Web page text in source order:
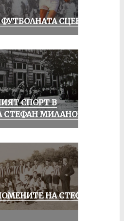
СЦЕНА
СПОРТ В
СТЕФАН МИЛАНОВ
НА СТЕФАН